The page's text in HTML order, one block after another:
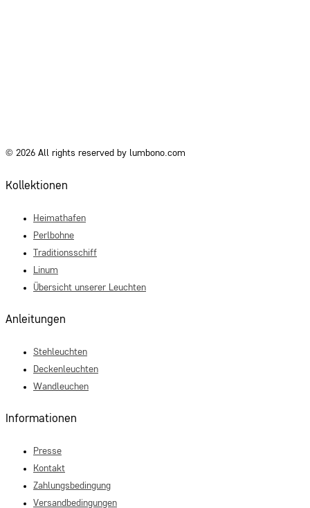
© 2026 All rights reserved by lumbono.com
Kollektionen
Heimathafen
Perlbohne
Traditionsschiff
Linum
Übersicht unserer Leuchten
Anleitungen
Stehleuchten
Deckenleuchten
Wandleuchen
Informationen
Presse
Kontakt
Zahlungsbedingung
Versandbedingungen